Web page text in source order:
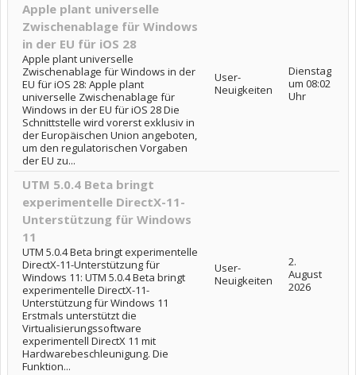
Apple plant universelle
Zwischenablage für Windows
in der EU für iOS 28
Apple plant universelle
Zwischenablage für Windows in der
EU für iOS 28: Apple plant
universelle Zwischenablage für
Windows in der EU für iOS 28 Die
Schnittstelle wird vorerst exklusiv in
der Europäischen Union angeboten,
um den regulatorischen Vorgaben
der EU zu...
User-
Neuigkeiten
Dienstag
um 08:02
Uhr
UTM 5.0.4 Beta bringt
experimentelle DirectX-11-
Unterstützung für Windows
11
UTM 5.0.4 Beta bringt experimentelle
DirectX-11-Unterstützung für
Windows 11: UTM 5.0.4 Beta bringt
experimentelle DirectX-11-
Unterstützung für Windows 11
Erstmals unterstützt die
Virtualisierungssoftware
experimentell DirectX 11 mit
Hardwarebeschleunigung. Die
Funktion...
User-
Neuigkeiten
2.
August
2026